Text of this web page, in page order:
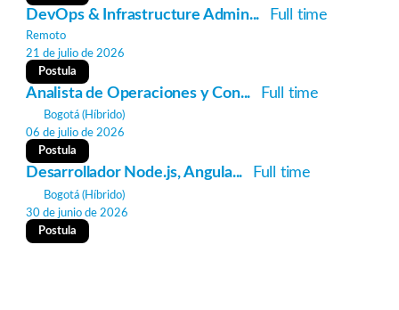
DevOps & Infrastructure Admin... Full time
Remoto
21 de julio de 2026
Postula
Analista de Operaciones y Con... Full time
Bogotá (Híbrido)
06 de julio de 2026
Postula
Desarrollador Node.js, Angula... Full time
Bogotá (Híbrido)
30 de junio de 2026
Postula